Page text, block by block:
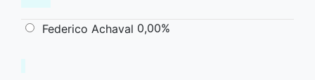
Federico Achaval 0,00%